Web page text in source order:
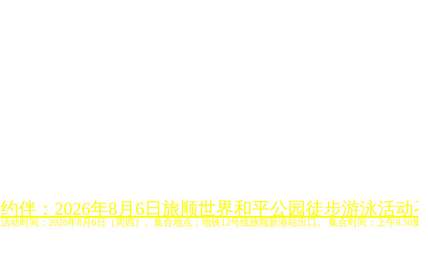
约伴：2026年8月6日旅顺世界和平公园徒步游泳活动
活动时间：2026年8月6日（周四）。集合地点：地铁12号线旅顺新港站出口。 集合时间：上午9.50集